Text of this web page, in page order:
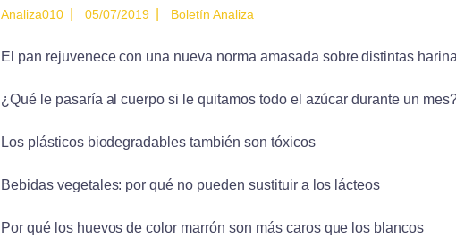
Analiza010 05/07/2019 Boletín Analiza
El pan rejuvenece con una nueva norma amasada sobre distintas
¿Qué le pasaría al cuerpo si le quitamos todo el azúcar durante un
Los plásticos biodegradables también son tóxicos
Bebidas vegetales: por qué no pueden sustituir a los lácteos
Por qué los huevos de color marrón son más caros que los blancos